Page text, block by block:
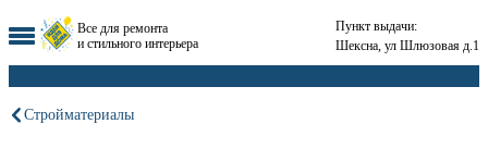
Все для ремонта
и стильного интерьера
Пункт выдачи:
Шексна, ул Шлюзовая д.1
Стройматериалы